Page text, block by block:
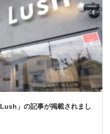
」の記事が掲載されまし